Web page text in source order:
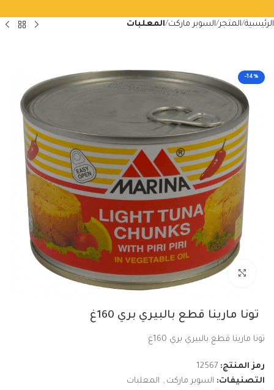
الرئيسية المتجر السوبر ماركت المعلبات
-14%
Click to enlarge
تونا مارينا قطع بالبيري بري 160غ
تونا مارينا قطع بالبيري بري 160غ
رمز المنتج: 12567
التصنيفات: السوبر ماركت , المعلبات